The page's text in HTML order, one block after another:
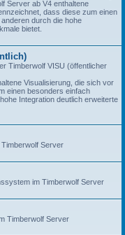
Server ab V4 enthaltene
dass diese zum einen
durch die hohe
bietet.
Timberwolf VISU (öffentlicher
Visualisierung, die sich vor
einen besonders einfach
Integration deutlich erweiterte
Server
im Timberwolf Server
Timberwolf Server